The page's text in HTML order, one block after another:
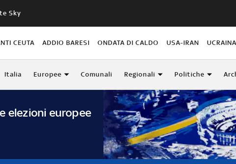
Sky
CEUTA ADDIO BARESI ONDATA DI CALDO USA-IRAN
Italia Europee Comunali Regionali Politiche
elezioni europee